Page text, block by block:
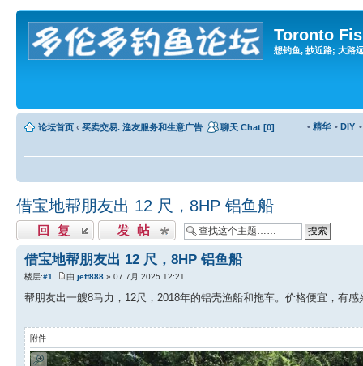
Toronto
想钓鱼, 抄近路; 大路
论坛首页 ‹ 买卖交易. 渔友服务和生意广告 聊天 Chat [0] • DIY
• 精华
借宝地帮朋友出 12 尺，8HP 铝鱼船
发表回复 发表主题
借宝地帮朋友出 12 尺，8HP 铝鱼船
楼层:#1 由 jeff888 » 07 7月 2025 12:21
帮朋友出一艘8马力，12尺，2018年的铝壳渔船和拖车。价格便宜，有
附件